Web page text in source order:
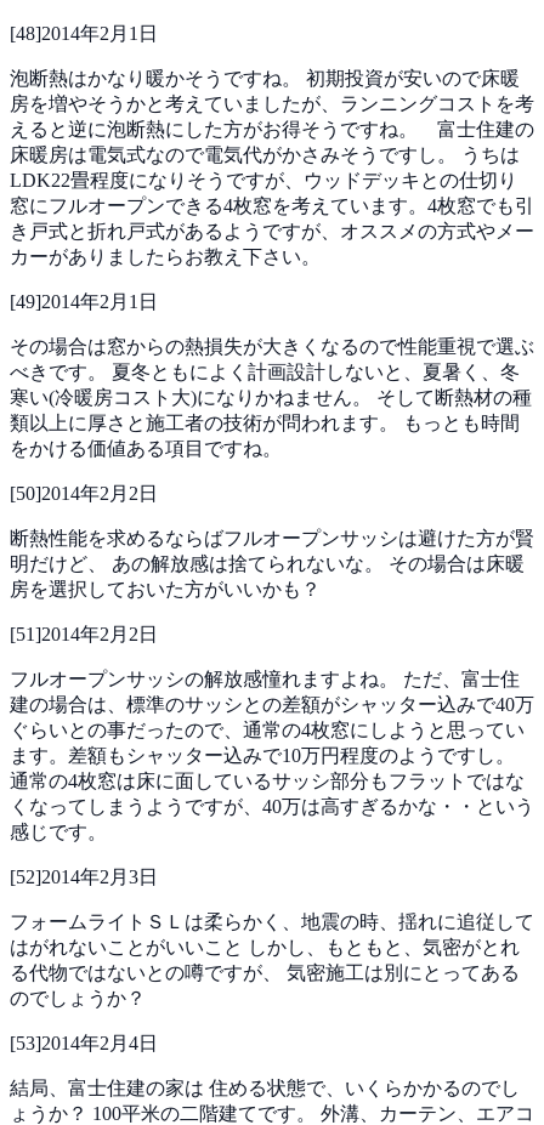
[48]2014年2月1日
泡断熱はかなり暖かそうですね。 初期投資が安いので床暖
房を増やそうかと考えていましたが、ランニングコストを考
えると逆に泡断熱にした方がお得そうですね。 富士住建の
床暖房は電気式なので電気代がかさみそうですし。
うちは
LDK22畳程度になりそうですが、ウッドデッキとの仕切り
窓にフルオープンできる4枚窓を考えています。4枚窓でも引
き戸式と折れ戸式があるようですが、オススメの方式やメー
カーがありましたらお教え下さい。
[49]2014年2月1日
その場合は窓からの熱損失が大きくなるので性能重視で選ぶ
べきです。 夏冬ともによく計画設計しないと、夏暑く、冬
寒い(冷暖房コスト大)になりかねません。 そして断熱材の種
類以上に厚さと施工者の技術が問われます。
もっとも時間
をかける価値ある項目ですね。
[50]2014年2月2日
断熱性能を求めるならばフルオープンサッシは避けた方が賢
明だけど、 あの解放感は捨てられないな。 その場合は床暖
房を選択しておいた方がいいかも？
[51]2014年2月2日
フルオープンサッシの解放感憧れますよね。 ただ、富士住
建の場合は、標準のサッシとの差額がシャッター込みで40万
ぐらいとの事だったので、通常の4枚窓にしようと思ってい
ます。差額もシャッター込みで10万円程度のようですし。
通常の4枚窓は床に面しているサッシ部分もフラットではな
くなってしまうようですが、40万は高すぎるかな・・という
感じです。
[52]2014年2月3日
フォームライトＳＬは柔らかく、地震の時、揺れに追従して
はがれないことがいいこと しかし、もともと、気密がとれ
る代物ではないとの噂ですが、 気密施工は別にとってある
のでしょうか？
[53]2014年2月4日
結局、富士住建の家は 住める状態で、いくらかかるのでし
ょうか？ 100平米の二階建てです。 外溝、カーテン、エアコ